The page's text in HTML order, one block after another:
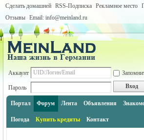
Сделать домашней RSS-Подписка Рекламное место
Отзывы Email: info@meinland.ru
Аккаунт
Пароль Вход
Портал Форум Лента Объявления
Погода Купить кредиты Контакт